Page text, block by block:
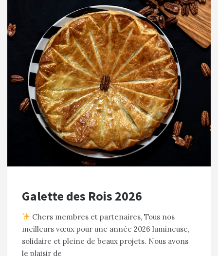
Galette des Rois 2026
Chers membres et partenaires, Tous nos
meilleurs vœux pour une année 2026 lumineuse,
solidaire et pleine de beaux projets. Nous avons
le plaisir de